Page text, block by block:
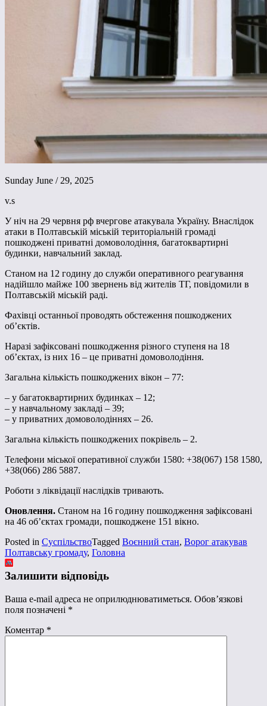
Sunday June / 29, 2025
v.s
У ніч на 29 червня рф вчергове атакувала Україну. Внаслідок
атаки в Полтавській міській територіальній громаді
пошкоджені приватні домоволодіння, багатоквартирні
будинки, навчальний заклад.
Станом на 12 годину до служби оперативного реагування
надійшло майже 100 звернень від жителів ТГ, повідомили в
Полтавській міській раді.
Фахівці останньої проводять обстеження пошкоджених
об’єктів.
Наразі зафіксовані пошкодження різного ступеня на 18
об’єктах, із них 16 – це приватні домоволодіння.
Загальна кількість пошкоджених вікон – 77:
– у багатоквартирних будинках – 12;
– у навчальному закладі – 39;
– у приватних домоволодіннях – 26.
Загальна кількість пошкоджених покрівель – 2.
Телефони міської оперативної служби 1580: +38(067) 158 1580,
+38(066) 286 5887.
Роботи з ліквідації наслідків тривають.
Оновлення. Станом на 16 годину пошкодження зафіксовані
на 46 об’єктах громади, пошкоджене 151 вікно.
Posted in СуспільствоTagged Воєнний стан, Ворог атакував
Полтавську громаду, Головна
Залишити відповідь
Ваша e-mail адреса не оприлюднюватиметься. Обов’язкові
поля позначені *
Коментар *